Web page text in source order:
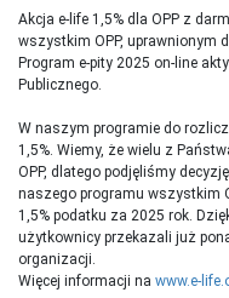
Akcja e-life 1,5% dla OPP z
wszystkim OPP, uprawnionym
Program e-pity 2025 on-line
Publicznego.
W naszym programie do
1,5%. Wiemy, że wielu z
OPP, dlatego podjęliśmy
naszego programu wszystkim
1,5% podatku za 2025 rok.
użytkownicy przekazali już
organizacji.
Więcej informacji na www.e-